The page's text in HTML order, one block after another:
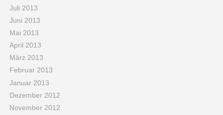
Juli 2013
Juni 2013
Mai 2013
April 2013
März 2013
Februar 2013
Januar 2013
Dezember 2012
November 2012